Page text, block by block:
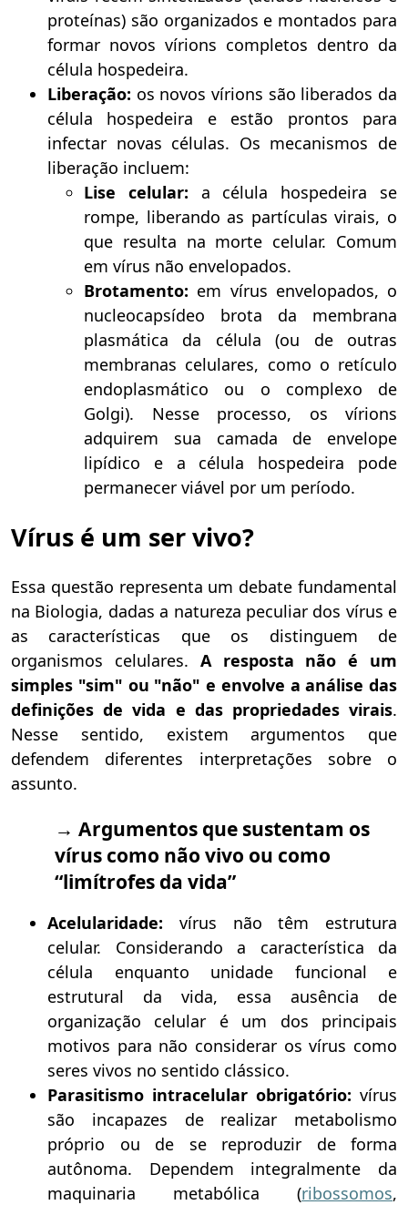
proteínas) são organizados e montados para
formar novos vírions completos dentro da
célula hospedeira.
Liberação: os novos vírions são liberados da
célula hospedeira e estão prontos para
infectar novas células. Os mecanismos de
liberação incluem:
Lise celular: a célula hospedeira se
rompe, liberando as partículas virais, o
que resulta na morte celular. Comum
em vírus não envelopados.
Brotamento: em vírus envelopados, o
nucleocapsídeo brota da membrana
plasmática da célula (ou de outras
membranas celulares, como o retículo
endoplasmático ou o complexo de
Golgi). Nesse processo, os vírions
adquirem sua camada de envelope
lipídico e a célula hospedeira pode
permanecer viável por um período.
Vírus é um ser vivo?
Essa questão representa um debate fundamental
na Biologia, dadas a natureza peculiar dos vírus e
as características que os distinguem de
organismos celulares. A resposta não é um
simples "sim" ou "não" e envolve a análise das
definições de vida e das propriedades virais.
Nesse sentido, existem argumentos que
defendem diferentes interpretações sobre o
assunto.
→ Argumentos que sustentam os
vírus como não vivo ou como
“limítrofes da vida”
Acelularidade: vírus não têm estrutura
celular. Considerando a característica da
célula enquanto unidade funcional e
estrutural da vida, essa ausência de
organização celular é um dos principais
motivos para não considerar os vírus como
seres vivos no sentido clássico.
Parasitismo intracelular obrigatório: vírus
são incapazes de realizar metabolismo
próprio ou de se reproduzir de forma
autônoma. Dependem integralmente da
maquinaria metabólica (ribossomos,